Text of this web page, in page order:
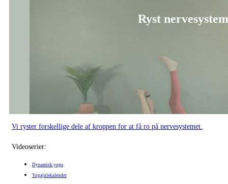
Ryst
Vi ryster forskellige dele af kroppen for at få ro på nervesystemet.
Videoserier:
Dynamisk yoga
Yogajulekalender